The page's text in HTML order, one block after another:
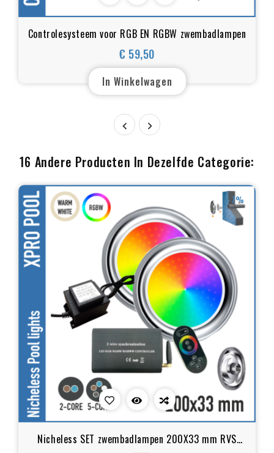
Controlesysteem voor RGB EN RGBW zwembadlampen
€ 59,50
Prijs
In Winkelwagen
 
16 Andere Producten In Dezelfde Categorie:
-7%
Nicheless SET zwembadlampen 200X33 mm RVS